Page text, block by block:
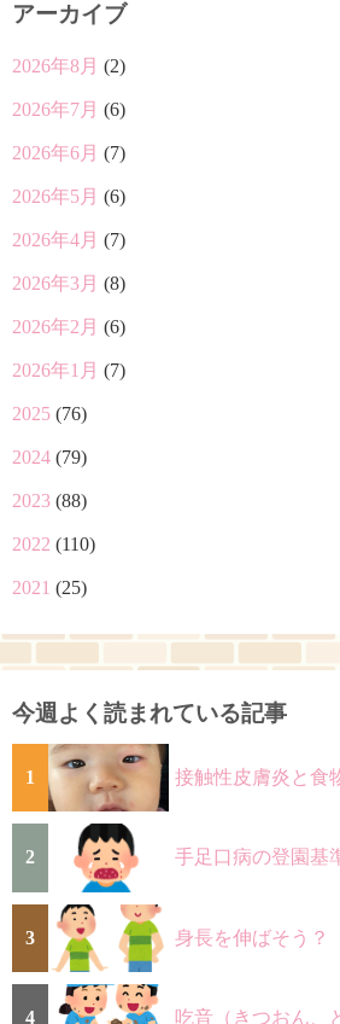
アーカイブ
2026年8月 (2)
2026年7月 (6)
2026年6月 (7)
2026年5月 (6)
2026年4月 (7)
2026年3月 (8)
2026年2月 (6)
2026年1月 (7)
2025 (76)
2024 (79)
2023 (88)
2022 (110)
2021 (25)
今週よく読まれている記事
1 接触性皮膚炎と食
2 手足口病の登園基
3 身長を伸ばそう？
4 吃音（きつおん、